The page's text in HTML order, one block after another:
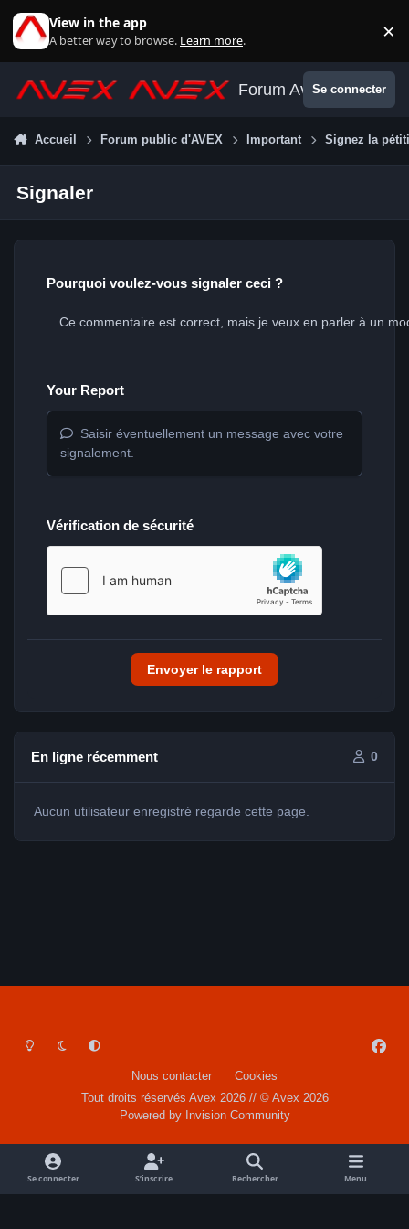
View in the app
A better way to browse. Learn more. ×
Forum AvexSe connecter
Accueil Forum public d'AVEX Important Signez la
Signaler
Pourquoi voulez-vous signaler ceci ?
Your Report
Saisir éventuellement un message avec votre
signalement.
Vérification de sécurité
Envoyer le rapport
En ligne récemment 0
Aucun utilisateur enregistré regarde cette page.
Light ModeDark ModeSystem Preference
a
o
k
Nous contacter
Cookies
Tout droits réservés Avex 2026 // © Avex 2026
Powered by Invision Community
Se connecter S’inscrire Rechercher Menu